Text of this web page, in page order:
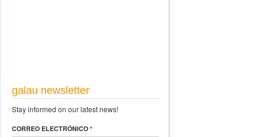
galau newsletter
Stay informed on our latest news!
CORREO ELECTRÓNICO *